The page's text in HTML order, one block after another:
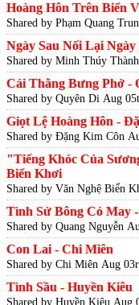
Hoàng Hôn Trên Biển
Shared by Phạm Quang
Ngày Sau Nối Lại
Shared by Minh Thúy
Cái Thằng Bưng Phở -
Shared by Quyên Di Aug
Giọt Lệ Hoàng Hôn -
Shared by Đặng Kim Côn
"Tiếng Khóc Của
Biển Khơi
Shared by Văn Nghệ Biển
Tình Sử Bông Cỏ May
Shared by Quang Nguyễn
Con Lai - Chi Miên
Shared by Chi Miên Aug
Tình Sầu - Huyền Kiêu
Shared by Huyền Kiêu Aug